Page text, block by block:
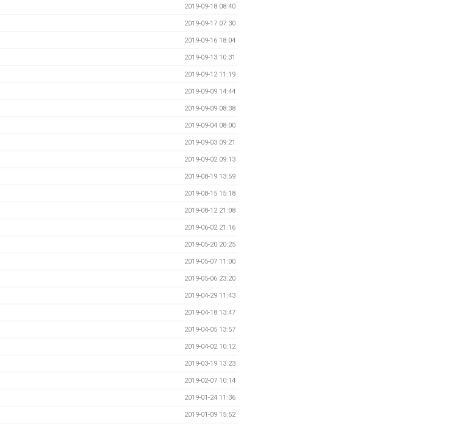
2019-09-18 08:40
2019-09-17 07:30
2019-09-16 18:04
2019-09-13 10:31
2019-09-12 11:19
2019-09-09 14:44
2019-09-09 08:38
2019-09-04 08:00
2019-09-03 09:21
2019-09-02 09:13
2019-08-19 13:59
2019-08-15 15:18
2019-08-12 21:08
2019-06-02 21:16
2019-05-20 20:25
2019-05-07 11:00
2019-05-06 23:20
2019-04-29 11:43
2019-04-18 13:47
2019-04-05 13:57
2019-04-02 10:12
2019-03-19 13:23
2019-02-07 10:14
2019-01-24 11:36
2019-01-09 15:52